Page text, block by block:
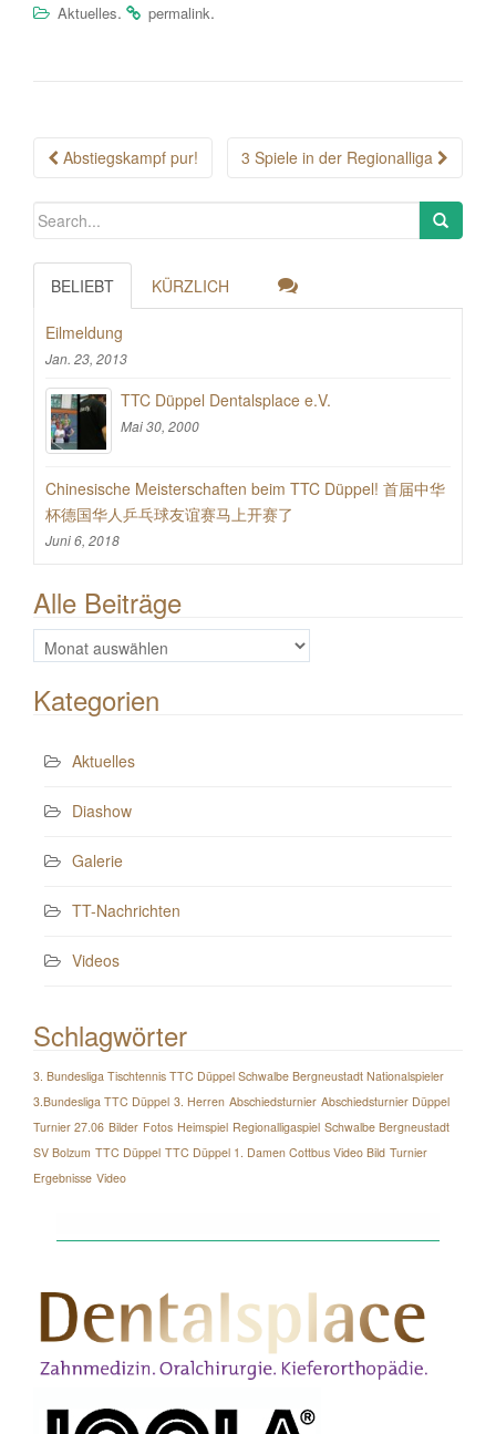
Aktuelles. permalink.
Post
Abstiegskampf pur! 3 Spiele in der Regionalliga
BELIEBT KÜRZLICH
Eilmeldung
Jan. 23, 2013
TTC Düppel Dentalsplace e.V.
Mai 30, 2000
Chinesische Meisterschaften beim TTC Düppel! 首届中华
杯德国华人乒乓球友谊赛马上开赛了
Juni 6, 2018
Alle Beiträge
Alle
Beiträge
Kategorien
Aktuelles
Diashow
Galerie
TT-Nachrichten
Videos
Schlagwörter
3. Bundesliga Tischtennis TTC Düppel Schwalbe Bergneustadt Nationalspieler
3.Bundesliga TTC Düppel 3. Herren Abschiedsturnier Abschiedsturnier Düppel
Turnier 27.06 Bilder Fotos Heimspiel Regionalligaspiel Schwalbe Bergneustadt
SV Bolzum TTC Düppel TTC Düppel 1. Damen Cottbus Video Bild Turnier
Ergebnisse Video